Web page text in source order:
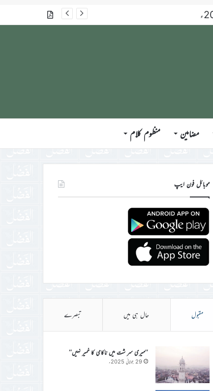
گذشتہ شمارے
مضامین منظوم کلام
موبائل فون ایپ
مقبول حال ہی میں تبصرے
’’میری سر شت میں ناکامی کا خمیر نہیں‘‘
29 جولائی 2025ء